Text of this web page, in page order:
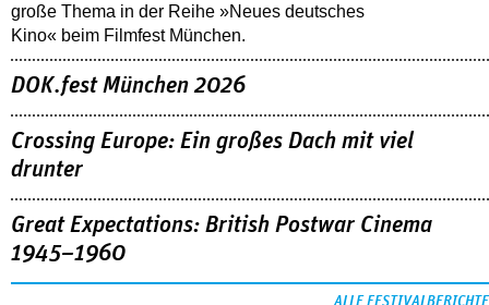
große Thema in der Reihe »Neues deutsches
Kino« beim Filmfest München.
DOK.fest München 2026
Crossing Europe: Ein großes Dach mit viel
drunter
Great Expectations: British Postwar Cinema
1945–1960
ALLE FESTIVALBERICHTE